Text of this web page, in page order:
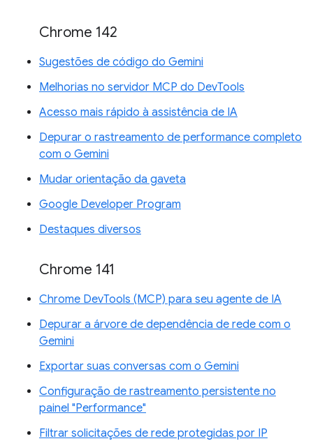
Chrome 142
Sugestões de código do Gemini
Melhorias no servidor MCP do DevTools
Acesso mais rápido à assistência de IA
Depurar o rastreamento de performance completo
com o Gemini
Mudar orientação da gaveta
Google Developer Program
Destaques diversos
Chrome 141
Chrome DevTools (MCP) para seu agente de IA
Depurar a árvore de dependência de rede com o
Gemini
Exportar suas conversas com o Gemini
Configuração de rastreamento persistente no
painel "Performance"
Filtrar solicitações de rede protegidas por IP